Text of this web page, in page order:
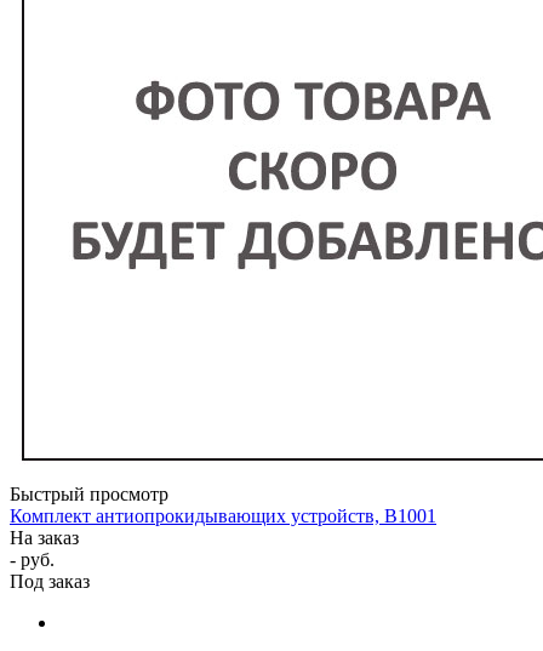
Быстрый просмотр
Комплект антиопрокидывающих устройств, B1001
На заказ
- руб.
Под заказ